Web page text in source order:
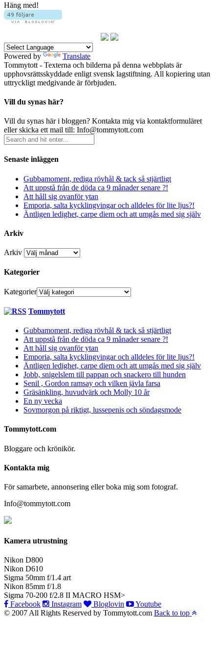
Häng med!
Powered by
Translate
Tommytott - Texterna och bilderna på denna webbplats är
upphovsrättsskyddade enligt svensk lagstiftning. All kopiering utan
uttryckligt medgivande är förbjuden.
Vill du synas här?
Vill du synas här i bloggen? Kontakta mig via kontaktformuläret
eller skicka ett mail till: Info@tommytott.com
Senaste inläggen
Gubbamoment, rediga rövhål & tack så stjärtligt
Att uppstå från de döda ca 9 månader senare ?!
Att håll sig ovanför ytan
Emporia, salta kycklingvingar och alldeles för lite ljus?!
Äntligen ledighet, carpe diem och att umgås med sig själv
Arkiv
Arkiv
Kategorier
Kategorier
Tommytott
Gubbamoment, rediga rövhål & tack så stjärtligt
Att uppstå från de döda ca 9 månader senare ?!
Att håll sig ovanför ytan
Emporia, salta kycklingvingar och alldeles för lite ljus?!
Äntligen ledighet, carpe diem och att umgås med sig själv
Jobb, snigelslem till pappan och snackero till hunden
Senil , Gordon ramsay och vilken jävla farsa
Gräsänkling, huvudvärk och Molly 10 år
En ny vecka
Sovmorgon på riktigt, lussepenis och söndagsmode
Tommytott.com
Bloggare och krönikör.
Kontakta mig
För samarbete, annonsering eller boka mig som fotograf.
Info@tommytott.com
Kamera utrustning
Nikon D800
Nikon D610
Sigma 50mm f/1.4 art
Nikon 85mm f/1.8
Sigma 70-200 f/2.8 II MACRO HSM>
Facebook
Instagram Bloglovin
Youtube
© 2007 All Rights Reserved by Tommytott.com Back to top